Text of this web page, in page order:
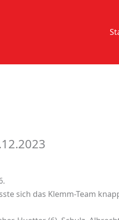
sich das Klemm-Team